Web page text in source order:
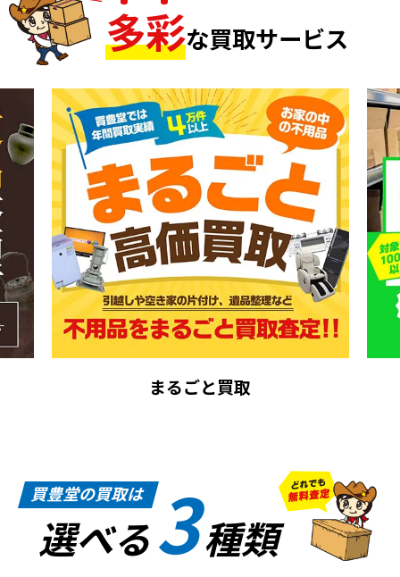
多彩な買取サービス
まるごと買取
買豊堂の買取は
選べる3種類